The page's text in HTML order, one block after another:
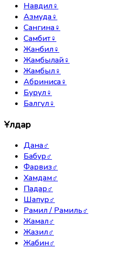
Навдил♀
Азмуда♀
Сангина♀
Самбит♀
Жанбил♀
Жамбылай♀
Жамбыл♀
Абриниса♀
Бурул♀
Балгүл♀
Ұлдар
Дана♂
Бабур♂
Фарвиз♂
Хамдам♂
Падар♂
Шапур♂
Рамил / Рамиль♂
Жамал♂
Жазил♂
Жабин♂